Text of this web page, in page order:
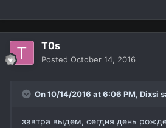
T0s
Posted October 14, 2016
On 10/14/2016 at 6:06 PM, Dixsi
завтра выдем, сегдня день